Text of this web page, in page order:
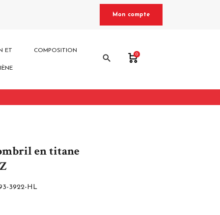
Mon compte
ET COMPOSITION
search 0
en titane
3922-HL